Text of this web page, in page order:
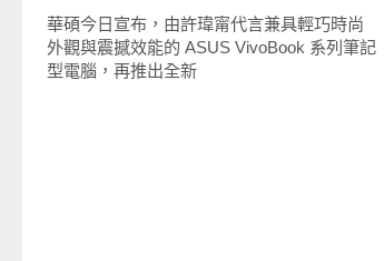
華碩今日宣布，由許瑋甯代言兼具輕巧時尚
外觀與震撼效能的 ASUS VivoBook 系列筆記
型電腦，再推出全新